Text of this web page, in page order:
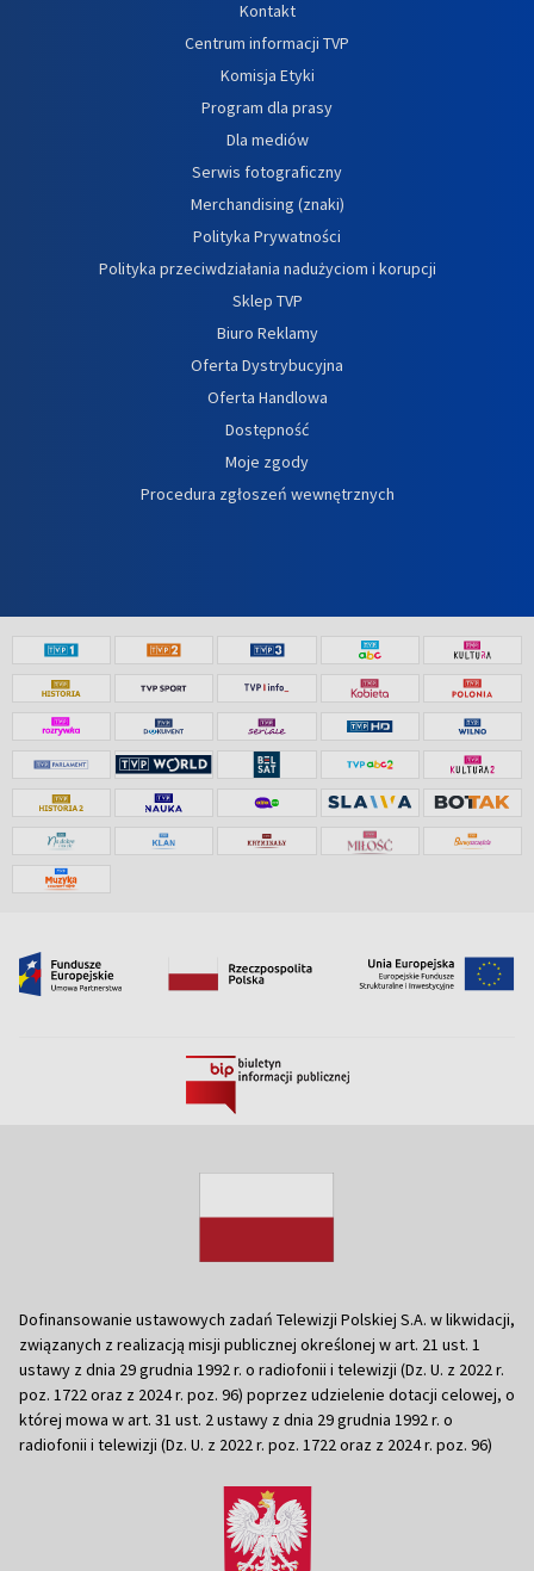
Kontakt
Centrum informacji TVP
Komisja Etyki
Program dla prasy
Dla mediów
Serwis fotograficzny
Merchandising (znaki)
Polityka Prywatności
Polityka przeciwdziałania nadużyciom i korupcji
Sklep TVP
Biuro Reklamy
Oferta Dystrybucyjna
Oferta Handlowa
Dostępność
Moje zgody
Procedura zgłoszeń wewnętrznych
Dofinansowanie ustawowych zadań Telewizji Polskiej S.A. w likwidacji,
związanych z realizacją misji publicznej określonej w art. 21 ust. 1
ustawy z dnia 29 grudnia 1992 r. o radiofonii i telewizji (Dz. U. z 2022 r.
poz. 1722 oraz z 2024 r. poz. 96) poprzez udzielenie dotacji celowej, o
której mowa w art. 31 ust. 2 ustawy z dnia 29 grudnia 1992 r. o
radiofonii i telewizji (Dz. U. z 2022 r. poz. 1722 oraz z 2024 r. poz. 96)